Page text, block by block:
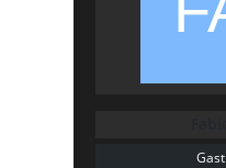
Gast